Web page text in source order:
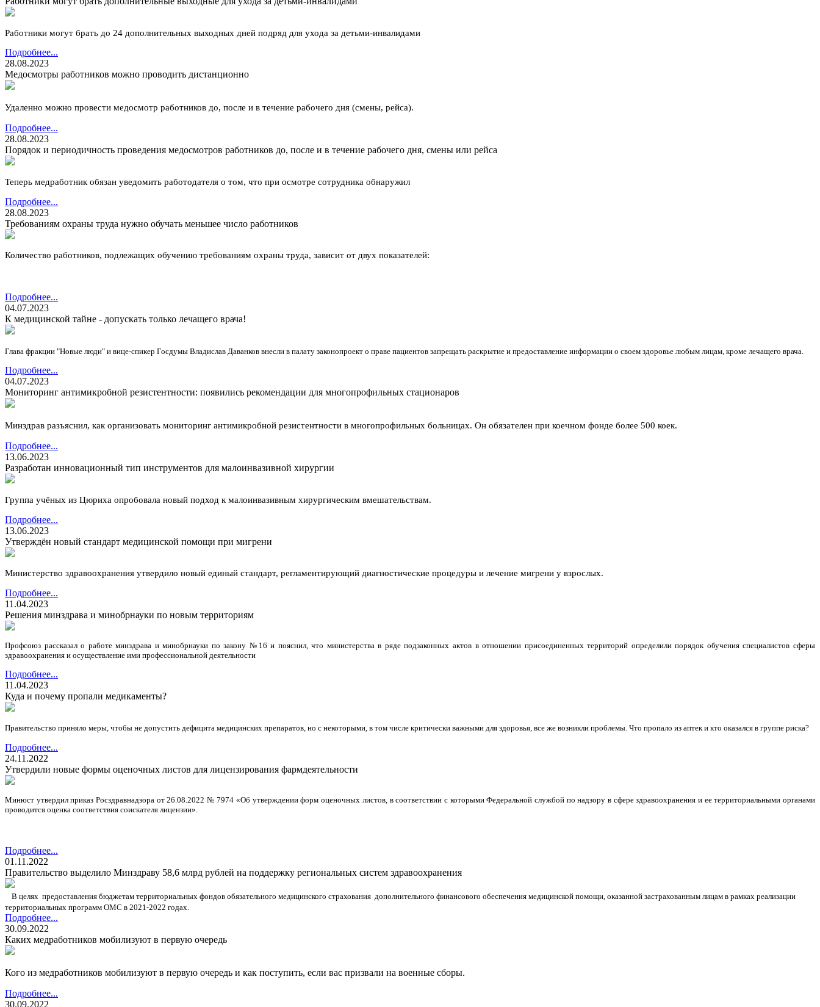
Работники могут брать до 24 дополнительных выходных дней подряд для ухода за детьми-инвалидами
Подробнее...
28.08.2023
Медосмотры работников можно проводить дистанционно
Удаленно можно провести медосмотр работников до, после и в течение рабочего дня (смены, рейса).
Подробнее...
28.08.2023
Порядок и периодичность проведения медосмотров работников до, после и в течение рабочего дня, смены или рейса
Теперь медработник обязан уведомить работодателя о том, что при осмотре сотрудника обнаружил
Подробнее...
28.08.2023
Требованиям охраны труда нужно обучать меньшее число работников
Количество работников, подлежащих обучению требованиям охраны труда, зависит от двух показателей:
Подробнее...
04.07.2023
К медицинской тайне - допускать только лечащего врача!
Глава фракции "Новые люди" и вице-спикер Госдумы Владислав Даванков внесли в палату законопроект о праве пациентов запрещать раскрытие и предоставление информации о своем здоровье любым лицам, кроме лечащего врача.
Подробнее...
04.07.2023
Мониторинг антимикробной резистентности: появились рекомендации для многопрофильных стационаров
Минздрав разъяснил, как организовать мониторинг антимикробной резистентности в многопрофильных больницах. Он обязателен при коечном фонде более 500 коек.
Подробнее...
13.06.2023
Разработан инновационный тип инструментов для малоинвазивной хирургии
Группа учёных из Цюриха опробовала новый подход к малоинвазивным хирургическим вмешательствам.
Подробнее...
13.06.2023
Утверждён новый стандарт медицинской помощи при мигрени
Министерство здравоохранения утвердило новый единый стандарт, регламентирующий диагностические процедуры и лечение мигрени у взрослых.
Подробнее...
11.04.2023
Решения минздрава и минобрнауки по новым территориям
Профсоюз рассказал о работе минздрава и минобрнауки по закону №16 и пояснил, что министерства в ряде подзаконных актов в отношении присоединенных территорий определили порядок обучения специалистов сферы
здравоохранения и осуществление ими профессиональной деятельности
Подробнее...
11.04.2023
Куда и почему пропали медикаменты?
Правительство приняло меры, чтобы не допустить дефицита медицинских препаратов, но с некоторыми, в том числе критически важными для здоровья, все же возникли проблемы. Что пропало из аптек и кто оказался в группе риска?
Подробнее...
24.11.2022
Утвердили новые формы оценочных листов для лицензирования фармдеятельности
Минюст утвердил приказ Росздравнадзора от 26.08.2022 № 7974 «Об утверждении форм оценочных листов, в соответствии с которыми Федеральной службой по надзору в сфере здравоохранения и ее территориальными органами
проводится оценка соответствия соискателя лицензии».
Подробнее...
01.11.2022
Правительство выделило Минздраву 58,6 млрд рублей на поддержку региональных систем здравоохранения
В целях предоставления бюджетам территориальных фондов обязательного медицинского страхования дополнительного финансового обеспечения медицинской помощи, оказанной застрахованным лицам в рамках реализации
территориальных программ ОМС в 2021-2022 годах.
Подробнее...
30.09.2022
Каких медработников мобилизуют в первую очередь
Кого из медработников мобилизуют в первую очередь и как поступить, если вас призвали на военные сборы.
Подробнее...
30.09.2022